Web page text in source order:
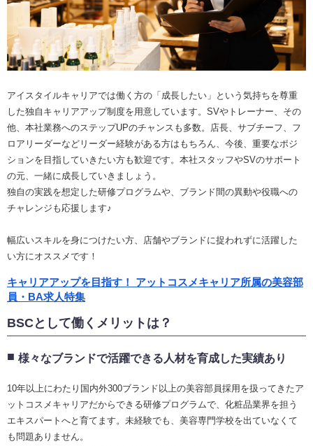
アイスタイルキャリアでは働く方の「成長したい」という気持ちを尊重
した独自キャリアアップ制度を用意しています。SVやトレーナー、その
他、本社業務へのステップUPのチャンスも多数。店長、サブチーフ、フ
ロアリーダーなどリーダー経験がある方はもちろん、今後、重要なポジ
ションを目指していきたい方も歓迎です。本社スタッフやSVのサポート
の元、一緒に成長していきましょう。
独自の実践を想定した研修プログラムや、ブランド間の異動や役職への
チャレンジも応援します♪
幅広いスキルを身につけたい方、店舗やブランドに捉われずに活躍した
い方にオススメです！
キャリアアップを目指す！ アットコスメキャリア所属の美容部
員・BA求人特集
BSCとして働くメリットは？
様々なブランドで活躍できる人材を育成した実績あり
10年以上にわたり国内外300ブランド以上の美容部員採用を扱ってきたア
ットコスメキャリアだからできる研修プログラムで、化粧品業界を担う
エキスパートへと育てます。未経験でも、美容専門学校を出ていなくて
も問題ありません。